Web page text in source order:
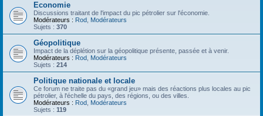
Economie
Discussions traitant de l'impact du pic pétrolier sur l'économie.
Modérateurs : Rod Modérateurs
Sujets : 370
Géopolitique
Impact de la déplétion sur la géopolitique présente, passée et à venir.
Modérateurs : Rod Modérateurs
Sujets : 214
Politique nationale et locale
Ce forum ne traite pas du «grand jeu» mais des réactions plus locales au pic
pétrolier, à l'échelle du pays, des régions, ou des villes.
Modérateurs : Rod Modérateurs
Sujets : 119